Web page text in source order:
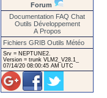
Forum
Documentation FAQ Chat
Outils Développement
A Propos
Fichiers GRIB Outils Météo
Srv = NEPTUNE2.
Version = trunk VLM2_V28.1_
07/14/20 08:00:45 AM UTC